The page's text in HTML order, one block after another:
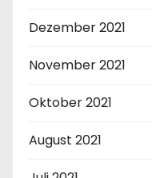
Dezember 2021
November 2021
Oktober 2021
August 2021